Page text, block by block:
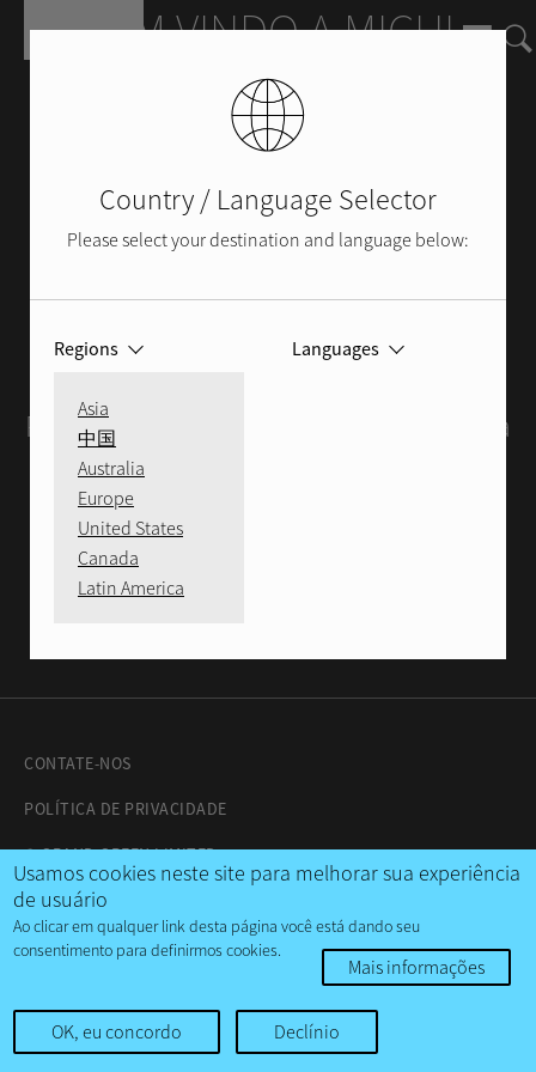
Pular para o conteúdo principal
BEM VINDO A MICHI
Michi é uma série emblemática de
produtos baseados na história e
mais de 55 anos de experiência aliada
à paixão de uma empresa familiar e a
uma família cada vez maior de
proprietários de produtos satisfeitos.
Perfeição visual. Michi, porque a nossa
reputação é pessoal.
CONTATE-NOS
POLÍTICA DE PRIVACIDADE
© GRAND GREEN LIMITED
Country / Language Selector
Please select your destination and language below:
Regions
Asia
中国
Australia
Europe
United States
Canada
Latin America
Languages
Usamos cookies neste site para melhorar sua experiência
de usuário
Ao clicar em qualquer link desta página você está dando seu
consentimento para definirmos cookies.
Mais informações
OK, eu concordo Declínio